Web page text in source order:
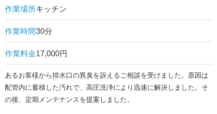
作業場所キッチン
作業時間30分
作業料金17,000円
あるお客様から排水口の異臭を訴えるご相談を受けました。原因は
配管内に蓄積した汚れで、高圧洗浄により迅速に解決しました。そ
の後、定期メンテナンスを提案しました。